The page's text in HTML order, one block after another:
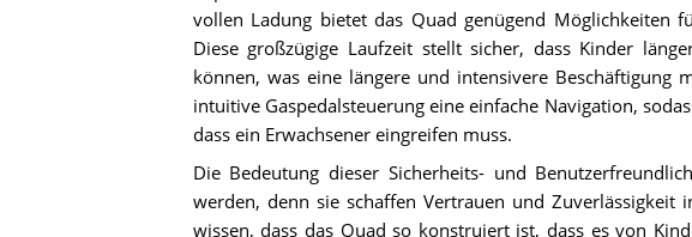
vollen Ladung bietet das Quad genügend Möglichkeiten
Diese großzügige Laufzeit stellt sicher, dass Kinder
können, was eine längere und intensivere
intuitive Gaspedalsteuerung eine einfache Navigation,
dass ein Erwachsener eingreifen muss.
Die Bedeutung dieser Sicherheits- und
werden, denn sie schaffen Vertrauen und
wissen, dass das Quad so konstruiert ist, dass es von